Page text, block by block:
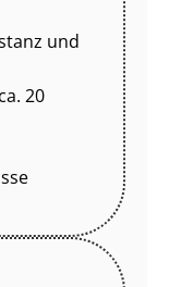
und
20